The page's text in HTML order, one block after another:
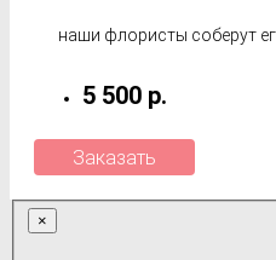
наши флористы соберут
5 500 р.
Заказать
×